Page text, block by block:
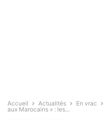
Accueil Actualités En vrac
aux Marocains » : les...